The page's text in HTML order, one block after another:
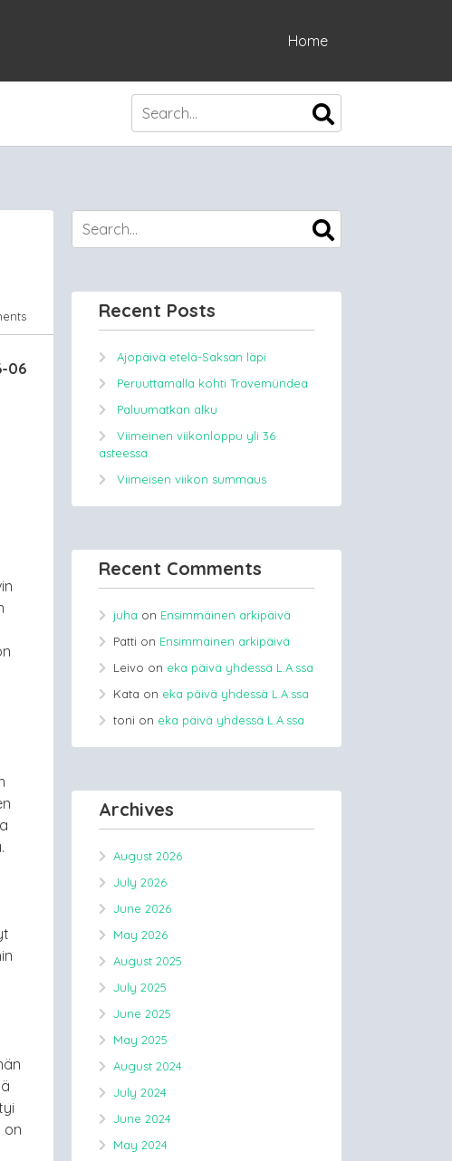
Home
06
on
Recent Posts
Ajopäivä etelä-Saksan läpi
Peruuttamalla kohti Travemündea
Paluumatkan alku
Viimeinen viikonloppu yli 36
asteessa.
Viimeisen viikon summaus
Recent Comments
juha on Ensimmäinen arkipäivä
Patti on Ensimmäinen arkipäivä
Leivo on eka päivä yhdessä L.A.ssa
Kata on eka päivä yhdessä L.A.ssa
toni on eka päivä yhdessä L.A.ssa
Archives
August 2026
July 2026
June 2026
May 2026
August 2025
July 2025
June 2025
May 2025
August 2024
July 2024
June 2024
May 2024